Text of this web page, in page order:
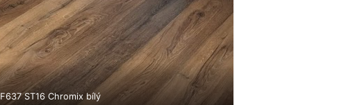
F637 ST16 Chromix bílý